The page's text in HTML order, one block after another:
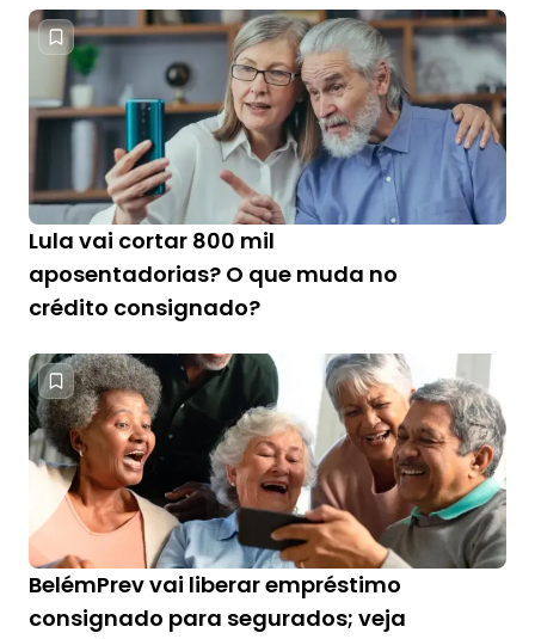
Lula vai cortar 800 mil
aposentadorias? O que muda no
crédito consignado?
BelémPrev vai liberar empréstimo
consignado para segurados; veja